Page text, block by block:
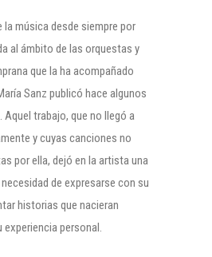
la música desde siempre por
al ámbito de las orquestas y
que la ha acompañado
Sanz publicó hace algunos
Aquel trabajo, que no llegó a
y cuyas canciones no
por ella, dejó en la artista una
de expresarse con su
historias que nacieran
personal.